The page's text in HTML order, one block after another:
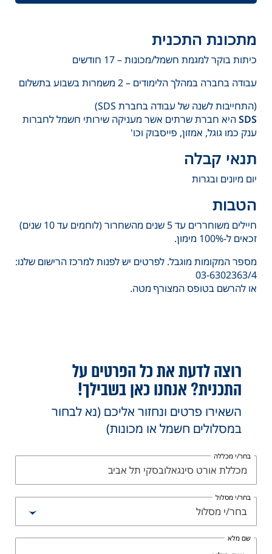
מתכונת התכנית
כיתות בוקר למגמת חשמל/מכונות – 17 חודשים
עבודה בחברה במהלך הלימודים – 2 משמרות בשבוע בתשלום
(התחייבות לשנה של עבודה בחברת SDS)
SDSהיא חברת שרתים אשר מעניקה שירותי חשמל לחברות
ענק כמו גוגל, אמזון, פייסבוק וכו'
תנאי קבלה
יום מיונים ובגרות
הטבות
חיילים משוחררים עד 5 שנים מהשחרור (לוחמים עד 10 שנים)
זכאים ל-100% מימון.
מספר המקומות מוגבל. לפרטים יש לפנות למרכז הרישום שלנו:
03-6302363/4
או להרשם בטופס המצורף מטה.
רוצה לדעת את כל הפרטים על
התכנית? אנחנו כאן בשבילך!
השאירו פרטים ונחזור אליכם (נא לבחור
במסלולים חשמל או מכונות)
בחר/י מכללה
מכללת אורט סינגאלובסקי תל אביב
בחר/י מסלול
בחר/י מסלול
שם מלא